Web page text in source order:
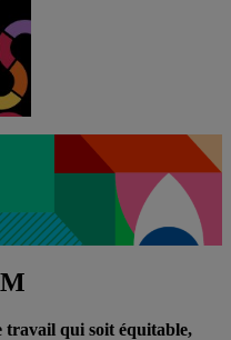
qui soit équitable,